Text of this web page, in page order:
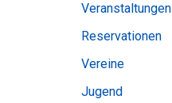
Veranstaltungen
Reservationen
Vereine
Jugend